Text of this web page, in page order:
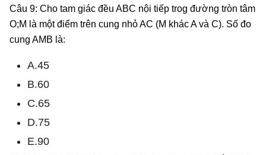
Câu 9: Cho tam giác đều ABC nội tiếp trog đường tròn tâm
O;M là một điểm trên cung nhỏ AC (M khác A và C). Số đo
cung AMB là:
A.45
B.60
C.65
D.75
E.90